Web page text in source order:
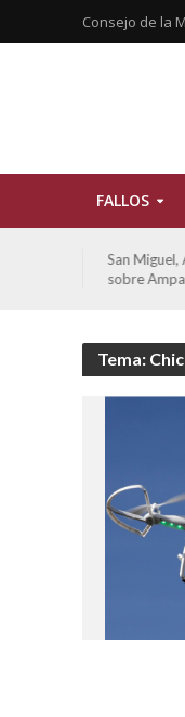
Consejo de la
FALLOS
San
sobre
Tema: